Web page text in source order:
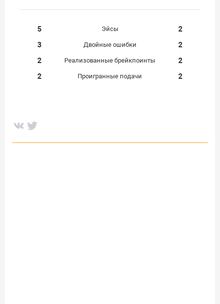
5 Эйсы
2
3
Двойные ошибки
2
2
Реализованные брейкпоинты
2
2
Проигранные подачи 2